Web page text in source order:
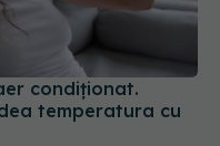
condiționat.
temperatura cu